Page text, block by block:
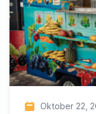
Oktober 22,